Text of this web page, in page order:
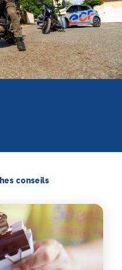
conseils